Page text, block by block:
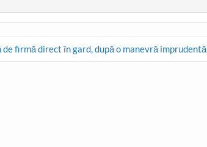
firmă direct în gard, după o manevră imprudentă